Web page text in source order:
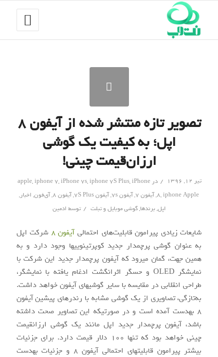
تصویر تازه منتشر شده از آیفون ۸
اپل؛ به کیفیت یک گوشی
ارزان‌قیمت چینی!
تیر ۱۲, ۱۳۹۶ / در apple,iphone 7,iPhone 7s,iphone 7S Plus,iPhone
8,iphone Apple
,آیفون 7 ,آیفون 7s ,آیفون 7S Plus ,آیفون 8 ,آی‌فون, اخبار,
اپل,برندها,گوشی موبایل و تبلت / توسط ادمین
شایعات زیادی پیرامون قابلیت‌های احتمالیآیفون ۸
شرکت اپل
به عنوان گوشی‎ پرچم‎دار جدید کوپرتینویی‎ها وجود دارد و به
همین جهت، گمان می‎رود که آیفون پرچم‎دار جدید این شرکت با
نمایشگر OLED و حسگر اثرانگشت ادغام یافته با نمایشگر،
طراحی انقلابی در مقایسه با سایر گوشی‎های آیفون خواهد داشت.
به‌تازگی، تصاویری از یک گوشی مشابه با رندرهای پیشین آیفون
۸ به‎دست آمده است و در صورتی‎که این تصاویر صحت داشته
باشد، آیفون پرچم‎دار جدید اپل مانند یک گوشی ارزان‎قیمت
چینی خواهد بود که تنها ۱۰۰ دلار قیمت دارد. برای جزئیات
بیشتر پیرامون قابلیت‎های احتمالی آیفون ۸ و جزئیات به‎دست